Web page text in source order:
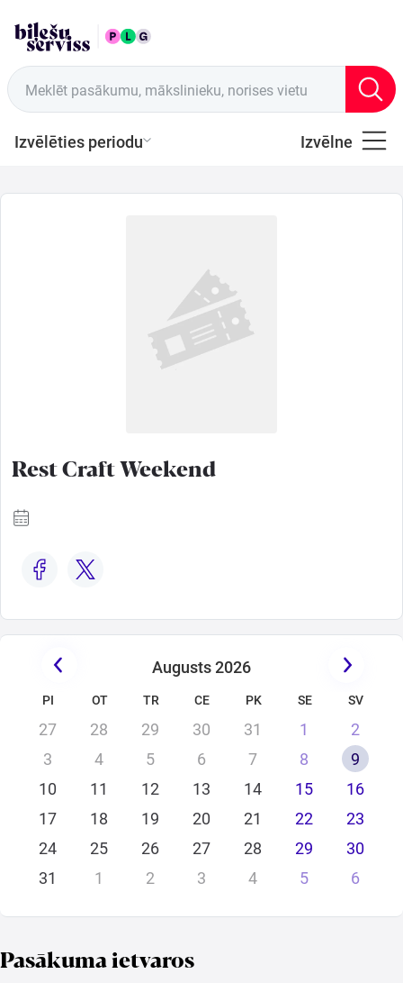
Meklēt pasākumu, mākslinieku, norises vietu
Izvēlēties periodu Izvēlne
LAT Tirdzniecības vietas
Festivāls
Semināri
Dāvanu
kartes
Kino
Meklēt kartē
periodu
Rest Craft Weekend
Augusts 2026
PI OT TR CE PK SE SV
27 28 29 30 31 1
2
3
4 5 6 7 8
9
10
11 12 13 14 15
16
17
18 19 20 21 22
23
24
25 26 27 28 29
30
31
1 2 3 4 5 6
Pasākuma ietvaros